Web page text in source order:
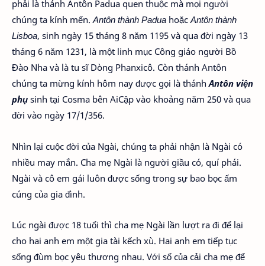
phải là thánh Antôn Padua quen thuộc mà mọi người
chúng ta kính mến.Antôn thành Padua hoặcAntôn thành
Lisboa, sinh ngày 15 tháng 8 năm 1195 và qua đời ngày 13
tháng 6 năm 1231, là một linh mục Công giáo người Bồ
Đào Nha và là tu sĩ Dòng Phanxicô. Còn thánh Antôn
chúng ta mừng kính hôm nay được gọi là thánhAntôn viện
phụ sinh tại Cosma bên AiCập vào khoảng năm 250 và qua
đời vào ngày 17/1/356.
Nhìn lại cuộc đời của Ngài, chúng ta phải nhận là Ngài có
nhiều may mắn. Cha mẹ Ngài là người giầu có, quí phái.
Ngài và cô em gái luôn được sống trong sự bao bọc ấm
cúng của gia đình.
Lúc ngài được 18 tuổi thì cha mẹ Ngài lần lượt ra đi để lại
cho hai anh em một gia tài kếch xù. Hai anh em tiếp tục
sống đùm bọc yêu thương nhau. Với số của cải cha mẹ để